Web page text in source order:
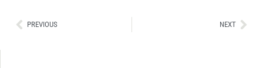
AntPREVIOUS NEXT